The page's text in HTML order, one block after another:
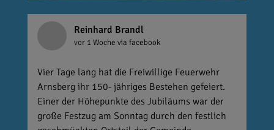
Reinhard Brandl
vor 1 Woche via facebook
Vier Tage lang hat die Freiwillige Feuerwehr
Arnsberg ihr 150- jähriges Bestehen gefeiert.
Einer der Höhepunkte des Jubiläums war der
große Festzug am Sonntag durch den festlich